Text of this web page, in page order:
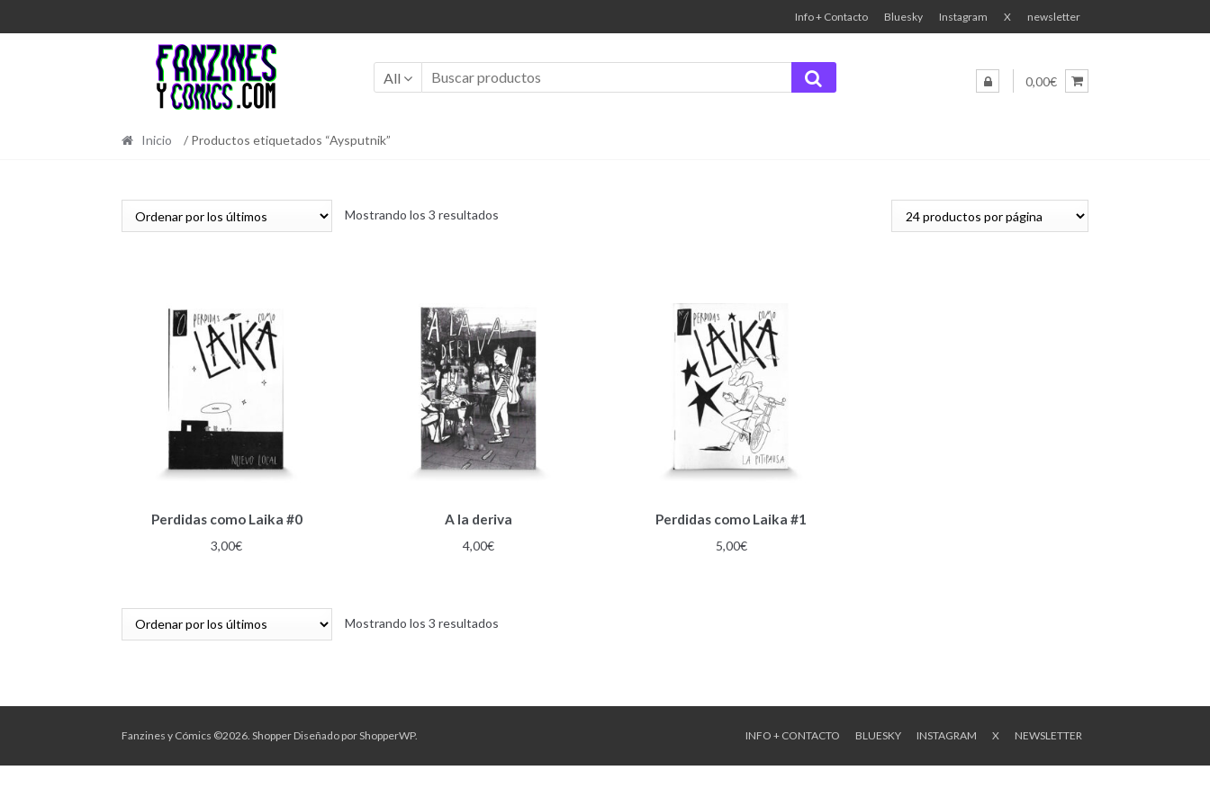
a
navegación
al
contenido
Info + Contacto Bluesky Instagram X newsletter
All 0,00€
Inicio / Productos etiquetados “Aysputnik”
Mostrando los 3 resultadosOrdenado
Perdidas como Laika #0
3,00€
A la deriva
4,00€
Perdidas como Laika #1
5,00€
Mostrando los 3 resultadosOrdenado
Fanzines y Cómics ©2026. ShopperDiseñado porShopperWP. INFO + CONTACTO BLUESKY INSTAGRAM X NEWSLETTER